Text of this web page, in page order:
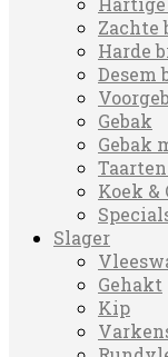
Zachte
Harde
Desem
Gebak
Gebak
Koek &
Slager
Gehakt
Kip